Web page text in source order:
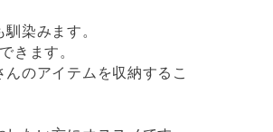
染みます。
きます。
のアイテムを収納するこ